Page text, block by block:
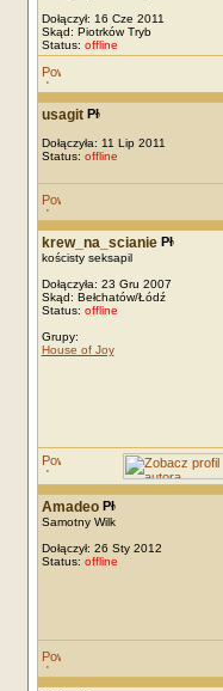
Dołączył: 16 Cze 2011
Skąd: Piotrków Tryb
Status: offline
usagit
Dołączyła: 11 Lip 2011
Status: offline
krew_na_scianie
kościsty seksapil
Dołączyła: 23 Gru 2007
Skąd: Bełchatów/Łódź
Status: offline
Grupy:
House of Joy
Amadeo
Samotny Wilk
Dołączył: 26 Sty 2012
Status: offline